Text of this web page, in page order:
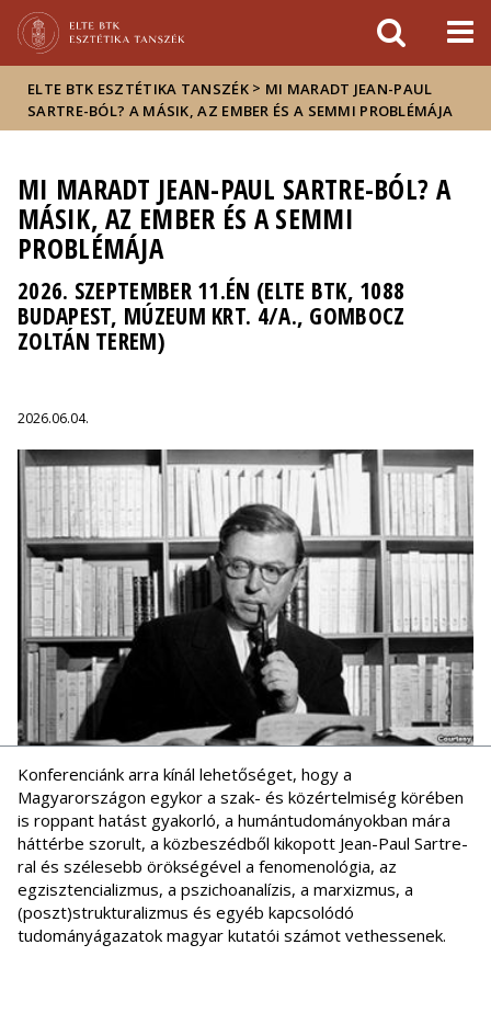
sajtóban
ELTE BTK ESZTÉTIKA TANSZÉK > MI MARADT JEAN-PAUL
SARTRE-BÓL? A MÁSIK, AZ EMBER ÉS A SEMMI PROBLÉMÁJA
MI MARADT JEAN-PAUL SARTRE-BÓL? A
MÁSIK, AZ EMBER ÉS A SEMMI
PROBLÉMÁJA
2026. SZEPTEMBER 11.ÉN (ELTE BTK, 1088
BUDAPEST, MÚZEUM KRT. 4/A., GOMBOCZ
ZOLTÁN TEREM)
2026.06.04.
Konferenciánk arra kínál lehetőséget, hogy a
Magyarországon egykor a szak- és közértelmiség körében
is roppant hatást gyakorló, a humántudományokban mára
háttérbe szorult, a közbeszédből kikopott Jean-Paul Sartre-
ral és szélesebb örökségével a fenomenológia, az
egzisztencializmus, a pszichoanalízis, a marxizmus, a
(poszt)strukturalizmus és egyéb kapcsolódó
tudományágazatok magyar kutatói számot vethessenek.